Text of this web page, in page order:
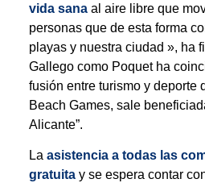
vida sanaal aire libre que
personas que de esta forma
playas y nuestra ciudad », ha
Gallego como Poquet ha
fusión entre turismo y deporte
Beach Games, sale
Alicante”.
La asistencia a todas las
gratuitay se espera contar